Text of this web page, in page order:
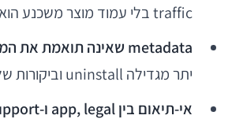
traffic בלי עמוד מוצר משכנע הוא בזבוז.
metadata שאינה תואמת את המוצר:
יתר מגדילה uninstall וביקורות שליליות.
אי-תיאום בין app, legal ו-support: